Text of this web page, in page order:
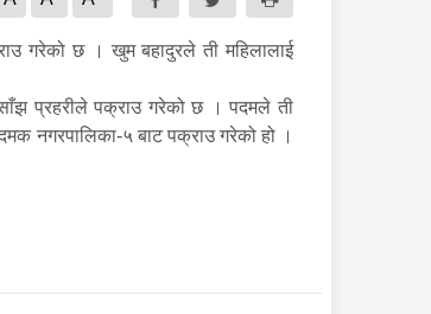
गरेको छ । खुम बहादुरले ती महिलालाई
साँझ प्रहरीले पक्राउ गरेको छ । पदमले ती
नगरपालिका-५ बाट पक्राउ गरेको हो ।